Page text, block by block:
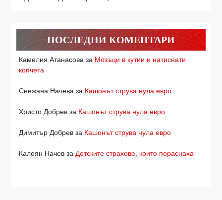
ПОСЛЕДНИ КОМЕНТАРИ
Камелия Атанасова за Мозъци в кутии и натиснати
копчета
Снежана Начева за Кашонът струва нула евро
Христо Добрев за Кашонът струва нула евро
Димитър Добрев за Кашонът струва нула евро
Калоян Начев за Детските страхове, които пораснаха